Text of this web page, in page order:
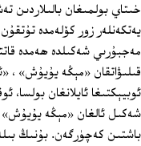
خىتاي بولمىغان بالىلاردىن
يەتكەنلەر زور كۆلەمدە
مەجبۇرىي شەكىلدە ھەمدە
قىلىۋاتقان «مېڭە يۇيۇش» ،
ئوبيېكتىغا ئايلانغان
شەكىل ئالغان «مېڭە يۇيۇش»
باشتىن كەچۈرگەن. بۇنىڭ